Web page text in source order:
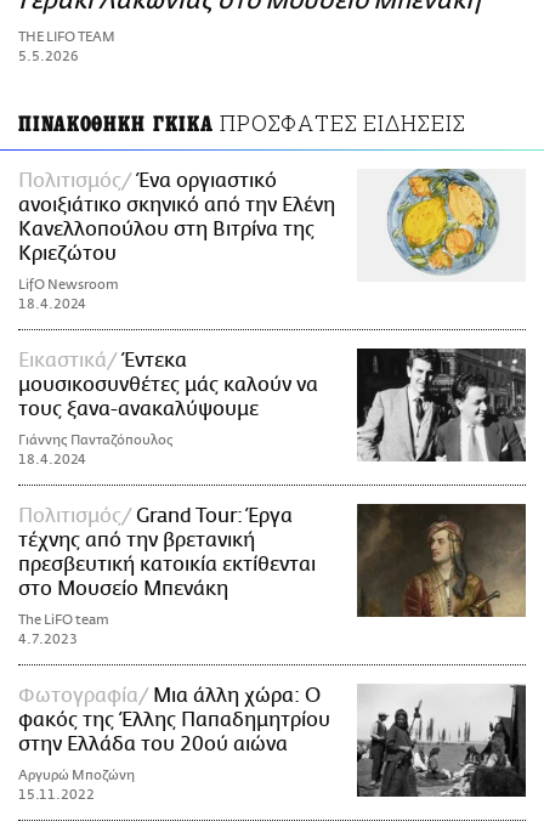
ΑΜΠΑ
PRINT
THE LIFO TEAM
5.5.2026
ΠΙΝΑΚΟΘΗΚΗ ΓΚΙΚΑ ΠΡΟΣΦΑΤΕΣ ΕΙΔΗΣΕΙΣ
Πολιτισμός
Ένα οργιαστικό
ανοιξιάτικο σκηνικό από την Ελένη
Κανελλοπούλου στη Βιτρίνα της
Κριεζώτου
LifO Newsroom
18.4.2024
Εικαστικά
Έντεκα
μουσικοσυνθέτες μάς καλούν να
τους ξανα-ανακαλύψουμε
Γιάννης Πανταζόπουλος
18.4.2024
Πολιτισμός
Grand Tour: Έργα
τέχνης από την βρετανική
πρεσβευτική κατοικία εκτίθενται
στο Μουσείο Μπενάκη
The LiFO team
4.7.2023
Φωτογραφία
Μια άλλη χώρα: Ο
φακός της Έλλης Παπαδημητρίου
στην Ελλάδα του 20ού αιώνα
Αργυρώ Μποζώνη
15.11.2022